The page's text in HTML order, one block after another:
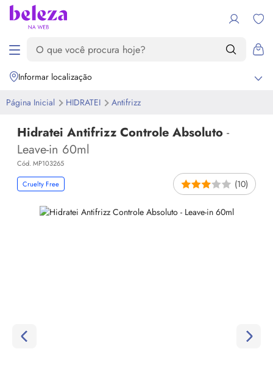
Informar localização
Página Inicial HIDRATEI Antifrizz
Hidratei Antifrizz Controle Absoluto -
Leave-in 60ml
Cód. MP103265
Cruelty Free (10)